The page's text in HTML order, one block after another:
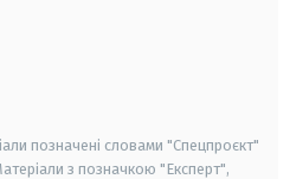
позначені словами "Спецпроєкт"
з позначкою "Експерт",